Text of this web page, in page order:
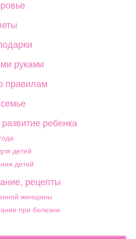
руками
правилам
ребенка
детей
детей
рецепты
женщины
при болезни